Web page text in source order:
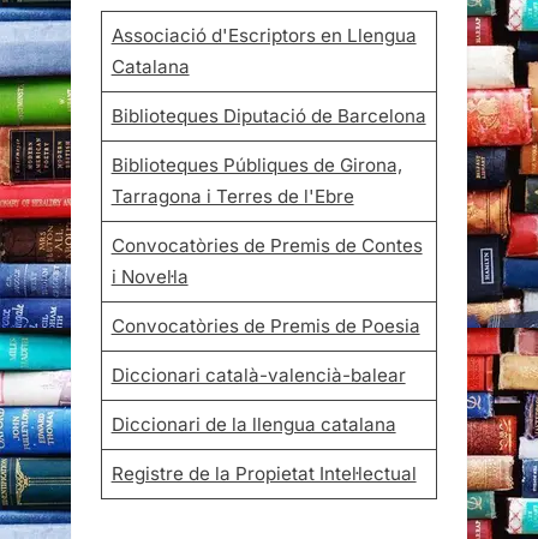
Associació d'Escriptors en Llengua
Catalana
Biblioteques Diputació de Barcelona
Biblioteques Públiques de Girona,
Tarragona i Terres de l'Ebre
Convocatòries de Premis de Contes
i Novel·la
Convocatòries de Premis de Poesia
Diccionari català-valencià-balear
Diccionari de la llengua catalana
Registre de la Propietat Intel·lectual